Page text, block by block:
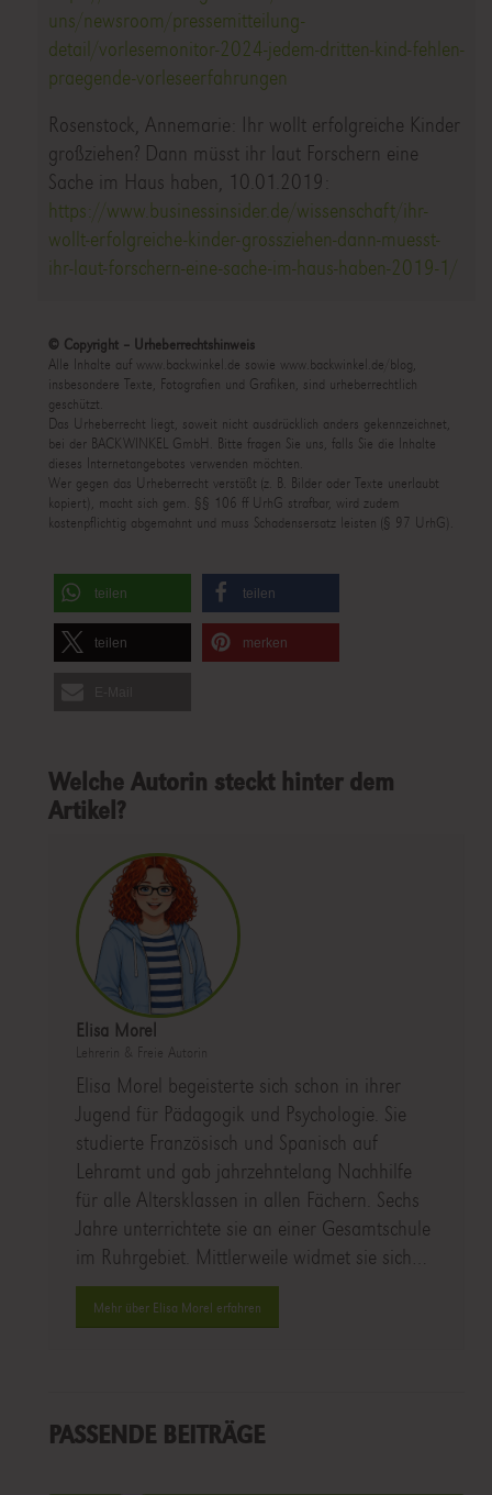
uns/newsroom/pressemitteilung-
detail/vorlesemonitor-2024-jedem-dritten-kind-fehlen-
praegende-vorleseerfahrungen
Rosenstock, Annemarie: Ihr wollt erfolgreiche Kinder
großziehen? Dann müsst ihr laut Forschern eine
Sache im Haus haben, 10.01.2019:
https://www.businessinsider.de/wissenschaft/ihr-
wollt-erfolgreiche-kinder-grossziehen-dann-muesst-
ihr-laut-forschern-eine-sache-im-haus-haben-2019-1/
© Copyright – Urheberrechtshinweis
Alle Inhalte auf www.backwinkel.de sowie www.backwinkel.de/blog,
insbesondere Texte, Fotografien und Grafiken, sind urheberrechtlich
geschützt.
Das Urheberrecht liegt, soweit nicht ausdrücklich anders gekennzeichnet,
bei der BACKWINKEL GmbH. Bitte fragen Sie uns, falls Sie die Inhalte
dieses Internetangebotes verwenden möchten.
Wer gegen das Urheberrecht verstößt (z. B. Bilder oder Texte unerlaubt
kopiert), macht sich gem. §§ 106 ff UrhG strafbar, wird zudem
kostenpflichtig abgemahnt und muss Schadensersatz leisten (§ 97 UrhG).
teilen teilen
teilen merken
Welche Autorin steckt hinter dem
Artikel?
Elisa Morel
Lehrerin & Freie Autorin
Elisa Morel begeisterte sich schon in ihrer
Jugend für Pädagogik und Psychologie. Sie
studierte Französisch und Spanisch auf
Lehramt und gab jahrzehntelang Nachhilfe
für alle Altersklassen in allen Fächern. Sechs
Jahre unterrichtete sie an einer Gesamtschule
im Ruhrgebiet. Mittlerweile widmet sie sich…
Mehr über Elisa Morel erfahren
PASSENDE BEITRÄGE